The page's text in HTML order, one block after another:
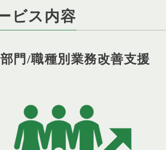
ビス内容
門/職種別業務改善支援